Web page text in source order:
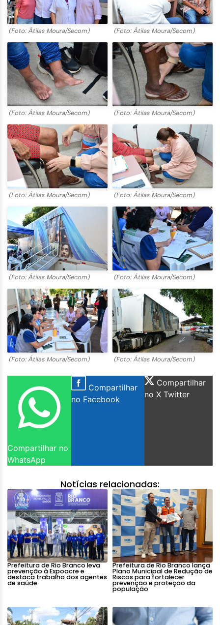
(Foto: Átilas Moura/Secom) (Foto: Átilas Moura/Secom)
(Foto: Átilas Moura/Secom) (Foto: Átilas Moura/Secom)
(Foto: Átilas Moura/Secom) (Foto: Átilas Moura/Secom)
(Foto: Átilas Moura/Secom) (Foto: Átilas Moura/Secom)
(Foto: Átilas Moura/Secom) (Foto: Átilas Moura/Secom)
Compartilhar no
WhatsApp
Compartilhar
no Facebook
Compartilhar
no X Twitter
Notícias relacionadas:
Prefeitura de Rio Branco leva
prevenção à Expoacre e
destaca trabalho dos agentes
de saúde
Prefeitura de Rio Branco lança
Plano Municipal de Redução de
Riscos para fortalecer
prevenção e proteção da
população